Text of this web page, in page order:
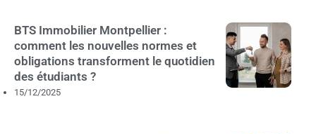
BTS Immobilier Montpellier :
comment les nouvelles normes et
obligations transforment le quotidien
des étudiants ?
15/12/2025